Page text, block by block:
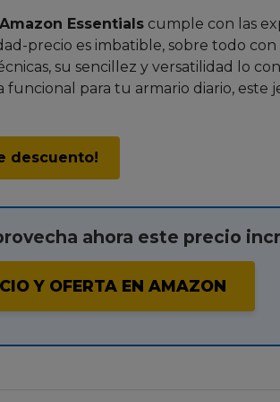
Essentials cumple con las
precio es imbatible, sobre todo
su sencillez y versatilidad lo
funcional para tu armario diario, este
descuento!
ahora este precio
Y OFERTA EN AMAZON